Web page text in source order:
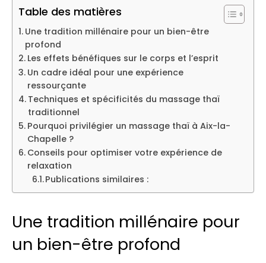
Table des matières
Une tradition millénaire pour un bien-être
profond
Les effets bénéfiques sur le corps et l’esprit
Un cadre idéal pour une expérience
ressourçante
Techniques et spécificités du massage thaï
traditionnel
Pourquoi privilégier un massage thaï à Aix-la-
Chapelle ?
Conseils pour optimiser votre expérience de
relaxation
Publications similaires :
Une tradition millénaire pour
un bien-être profond